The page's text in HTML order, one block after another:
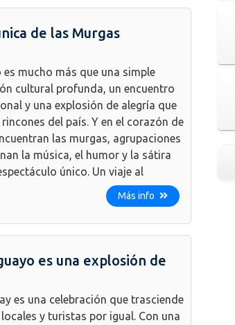
de las Murgas
es mucho más que una simple
cultural profunda, un encuentro
y una explosión de alegría que
del país. Y en el corazón de
las murgas, agrupaciones
la música, el humor y la sátira
único. Un viaje al
Más info
es una explosión de
es una celebración que trasciende
y turistas por igual. Con una